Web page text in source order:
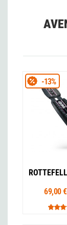
69,00 €
-13%